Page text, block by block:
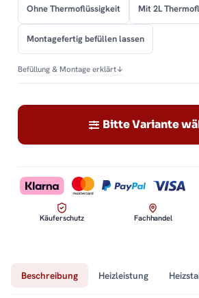
Ohne Thermoflüssigkeit Mit 2L
Montagefertig befüllen lassen
Befüllung & Montage erklärt↓
Bitte Variante
Käuferschutz Fachhandel
Beschreibung Heizleistung